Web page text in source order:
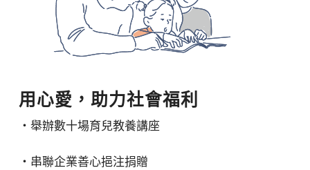
用心愛，助力社會福利
・舉辦數十場育兒教養講座
・串聯企業善心挹注捐贈